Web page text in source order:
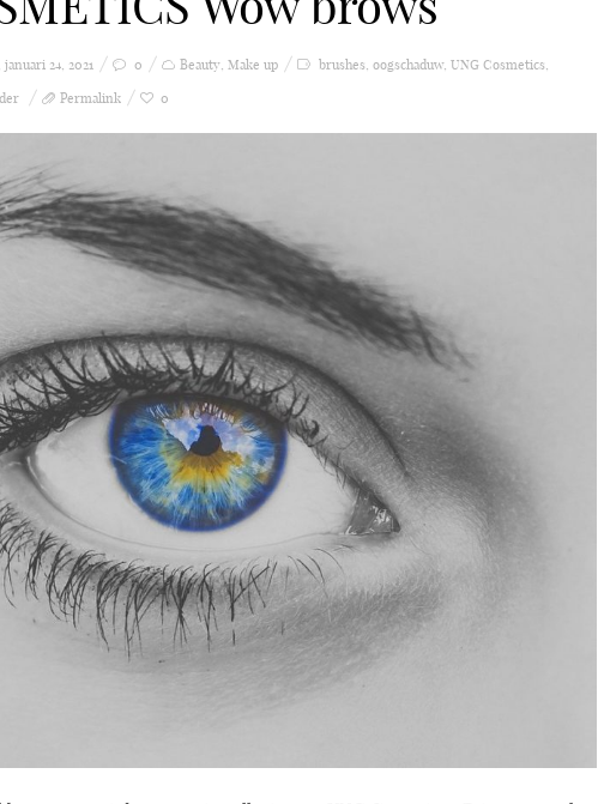
januari 24, 2021 0 Beauty, Make up brushes, oogschaduw, UNG Cosmetics,
Permalink 0